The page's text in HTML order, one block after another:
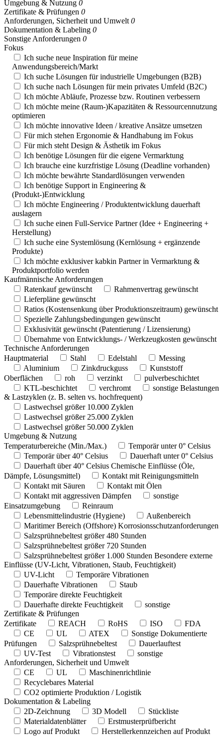
Umgebung & Nutzung 0
Zertifikate & Prüfungen 0
Anforderungen, Sicherheit und Umwelt 0
Dokumentation & Labeling 0
Sonstige Anforderungen 0
Fokus
Ich suche neue Inspiration für meine
Anwendungsbereich/Markt
Ich suche Lösungen für industrielle Umgebungen (B2B)
Ich suche nach Lösungen für mein privates Umfeld (B2C)
Ich möchte Abläufe, Prozesse bzw. Routinen verbessern
Ich möchte meine (Raum-)Kapazitäten & Ressourcennutzung
optimieren
Ich möchte innovative Ideen / kreative Ansätze umsetzen
Für mich stehen Ergonomie & Handhabung im Fokus
Für mich steht Design & Ästhetik im Fokus
Ich benötige Lösungen für die eigene Vermarktung
Ich brauche eine kurzfristige Lösung (Deadline vorhanden)
Ich möchte bewährte Standardlösungen verwenden
Ich benötige Support in Engineering &
(Produkt-)Entwicklung
Ich möchte Engineering / Produktentwicklung dauerhaft
auslagern
Ich suche einen Full-Service Partner (Idee + Engineering +
Herstellung)
Ich suche eine Systemlösung (Kernlösung + ergänzende
Produkte)
Ich möchte exklusiver kabkin Partner in Vermarktung &
Produktportfolio werden
Kaufmännische Anforderungen
Ratenkauf gewünscht
Rahmenvertrag gewünscht
Lieferpläne gewünscht
Ratios (Kostensenkung über Produktionszeitraum) gewünscht
Spezielle Zahlungsbedingungen gewünscht
Exklusivität gewünscht (Patentierung / Lizensierung)
Übernahme von Entwicklungs- / Werkzeugkosten gewünscht
Technische Anforderungen
Hauptmaterial
Stahl Edelstahl
Messing
Aluminium
Zinkdruckguss
Kunststoff
Oberflächen
roh verzinkt
pulverbeschichtet
KTL-beschichtet
verchromt sonstige Belastungen
& Lastzyklen (z. B. selten vs. hochfrequent)
Lastwechsel größer 10.000 Zyklen
Lastwechsel größer 25.000 Zyklen
Lastwechsel größer 50.000 Zyklen
Umgebung & Nutzung
Temperaturbereiche (Min./Max.)
Temporär unter 0° Celsius
Temporär über 40° Celsius
Dauerhaft unter 0° Celsius
Dauerhaft über 40° Celsius Chemische Einflüsse (Öle,
Dämpfe, Lösungsmittel)
Kontakt mit Reinigungsmitteln
Kontakt mit Säuren
Kontakt mit Ölen
Kontakt mit aggressiven Dämpfen
sonstige
Einsatzumgebung
Reinraum
Lebensmittelindustrie (Hygiene)
Außenbereich
Maritimer Bereich (Offshore) Korrosionsschutzanforderungen
Salzsprühnebeltest größer 480 Stunden
Salzsprühnebeltest größer 720 Stunden
Salzsprühnebeltest größer 1.000 Stunden Besondere externe
Einflüsse (UV-Licht, Vibrationen, Staub, Feuchtigkeit)
UV-Licht
Temporäre Vibrationen
Dauerhafte Vibrationen
Staub
Temporäre direkte Feuchtigkeit
Dauerhafte direkte Feuchtigkeit
sonstige
Zertifikate & Prüfungen
Zertifikate
REACH RoHS ISO
FDA
CE
UL ATEX Sonstige Dokumentierte
Prüfungen
Salzsprühnebeltest
Dauerlauftest
UV-Test
Vibrationstest
sonstige
Anforderungen, Sicherheit und Umwelt
CE
UL
Maschinenrichtlinie
Recyclebares Material
CO2 optimierte Produktion / Logistik
Dokumentation & Labeling
2D-Zeichnung
3D Modell
Stückliste
Materialdatenblätter
Erstmusterprüfbericht
Logo auf Produkt
Herstellerkennzeichen auf Produkt